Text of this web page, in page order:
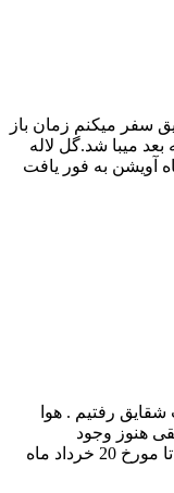
سفر میکنم زمان باز
میبا شد.گل لاله
آویشن به فور یافت
به دشت شقایق رفتیم . هوا
هنوز وجود
نداشت.ورود به دشت لار و سد و دریاچه هم تا مورخ 20 خرداد ماه